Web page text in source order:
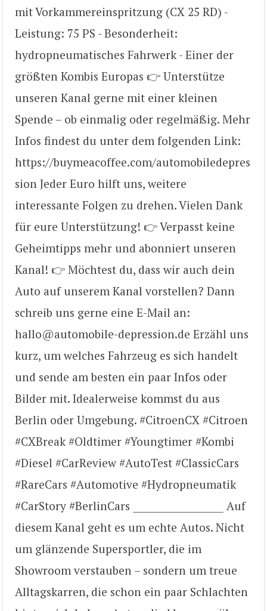
mit Vorkammereinspritzung (CX 25 RD) -
Leistung: 75 PS - Besonderheit:
hydropneumatisches Fahrwerk - Einer der
größten Kombis Europas 👉 Unterstütze
unseren Kanal gerne mit einer kleinen
Spende – ob einmalig oder regelmäßig. Mehr
Infos findest du unter dem folgenden Link:
https://buymeacoffee.com/automobiledepres
sion Jeder Euro hilft uns, weitere
interessante Folgen zu drehen. Vielen Dank
für eure Unterstützung! 👉 Verpasst keine
Geheimtipps mehr und abonniert unseren
Kanal! 👉 Möchtest du, dass wir auch dein
Auto auf unserem Kanal vorstellen? Dann
schreib uns gerne eine E-Mail an:
hallo@automobile-depression.de Erzähl uns
kurz, um welches Fahrzeug es sich handelt
und sende am besten ein paar Infos oder
Bilder mit. Idealerweise kommst du aus
Berlin oder Umgebung. #CitroenCX #Citroen
#CXBreak #Oldtimer #Youngtimer #Kombi
#Diesel #CarReview #AutoTest #ClassicCars
#RareCars #Automotive #Hydropneumatik
#CarStory #BerlinCars ___________________ Auf
diesem Kanal geht es um echte Autos. Nicht
um glänzende Supersportler, die im
Showroom verstauben – sondern um treue
Alltagskarren, die schon ein paar Schlachten